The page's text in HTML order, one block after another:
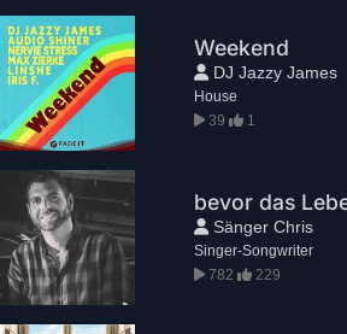
Weekend
DJ Jazzy James
House
39
1
bevor das
Sänger Chris
Singer-Songwriter
782
229